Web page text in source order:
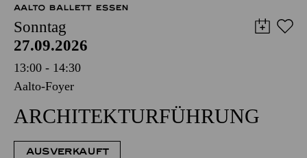
AALTO BALLETT ESSEN
Sonntag
27.09.2026
13:00 - 14:30
Aalto-Foyer
ARCHITEKTUR­FÜHRUNG
AUSVERKAUFT